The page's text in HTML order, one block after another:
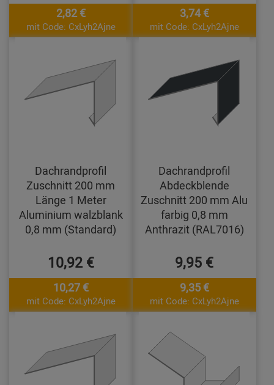
2,82 €
mit Code: CxLyh2Ajne
3,74 €
mit Code: CxLyh2Ajne
Dachrandprofil
Zuschnitt 200 mm
Länge 1 Meter
Aluminium walzblank
0,8 mm (Standard)
10,92 €
10,27 €
mit Code: CxLyh2Ajne
Dachrandprofil
Abdeckblende
Zuschnitt 200 mm Alu
farbig 0,8 mm
Anthrazit (RAL7016)
9,95 €
9,35 €
mit Code: CxLyh2Ajne